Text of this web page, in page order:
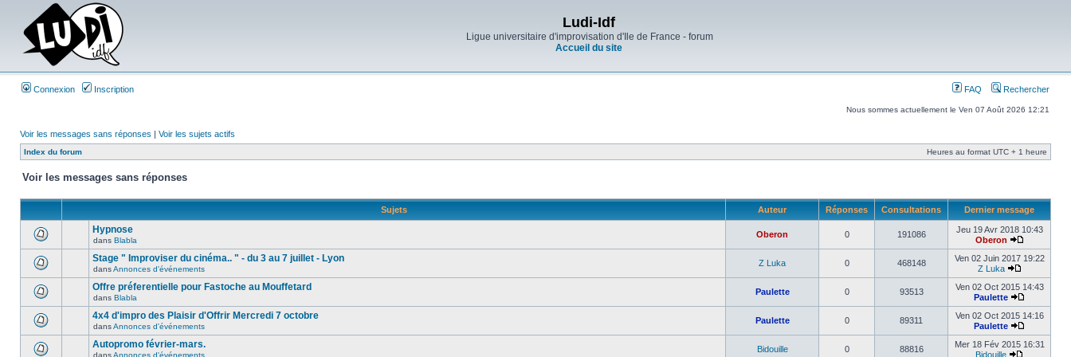
Ludi-Idf
Ligue universitaire d'improvisation d'Ile de France - forum
Accueil du site
Connexion Inscription FAQ Rechercher
Nous sommes actuellement le Ven 07 Août 2026 12:21
Voir les messages sans réponses | Voir les sujets actifs
Index du forum Heures au format UTC + 1 heure
Voir les messages sans réponses
Sujets Auteur Réponses Consultations Dernier message
Hypnose
dans Blabla
Oberon 0 191086
Jeu 19 Avr 2018 10:43
Oberon
Stage " Improviser du cinéma.. " - du 3 au 7 juillet - Lyon
dansAnnonces d'événements
Z Luka 0 468148
Ven 02 Juin 2017 19:22
Z Luka
Offre préferentielle pour Fastoche au Mouffetard
dans Blabla
Paulette 0 93513
Ven 02 Oct 2015 14:43
Paulette
4x4 d'impro des Plaisir d'Offrir Mercredi 7 octobre
dansAnnonces d'événements
Paulette 0 89311
Ven 02 Oct 2015 14:16
Paulette
Autopromo février-mars.
dansAnnonces d'événements
Bidouille 0 88816
Mer 18 Fév 2015 16:31
Bidouille